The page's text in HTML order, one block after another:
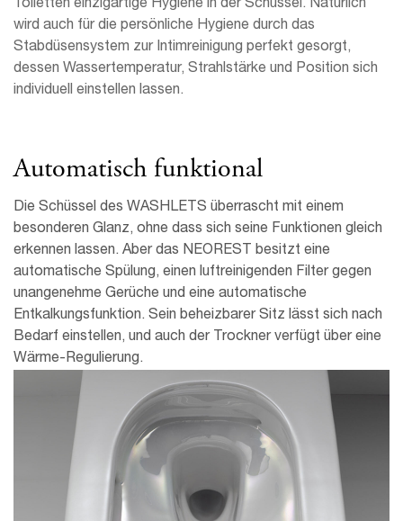
Toiletten einzigartige Hygiene in der Schüssel. Natürlich
wird auch für die persönliche Hygiene durch das
Stabdüsensystem zur Intimreinigung perfekt gesorgt,
dessen Wassertemperatur, Strahlstärke und Position sich
individuell einstellen lassen.
Automatisch funktional
Die Schüssel des WASHLETS überrascht mit einem
besonderen Glanz, ohne dass sich seine Funktionen gleich
erkennen lassen. Aber das NEOREST besitzt eine
automatische Spülung, einen luftreinigenden Filter gegen
unangenehme Gerüche und eine automatische
Entkalkungsfunktion. Sein beheizbarer Sitz lässt sich nach
Bedarf einstellen, und auch der Trockner verfügt über eine
Wärme-Regulierung.